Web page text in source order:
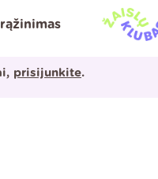
prisijunkite.